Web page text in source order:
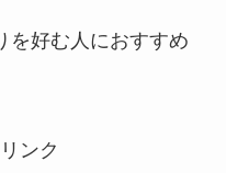
を好む人におすすめ
ンク